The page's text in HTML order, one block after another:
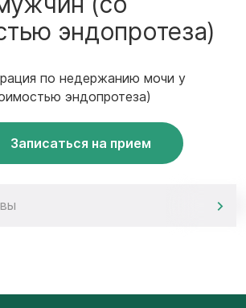
эндопротеза)
по недержанию мочи у
эндопротеза)
Записаться на прием